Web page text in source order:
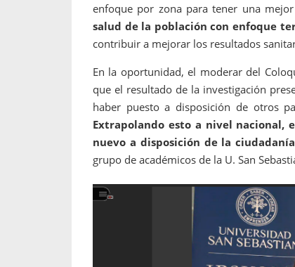
enfoque por zona para tener una
salud de la población con enfoque
contribuir a mejorar los resultados
En la oportunidad, el moderar del
que el resultado de la investigación
haber puesto a disposición de otros
Extrapolando esto a nivel nacional,
nuevo a disposición de la
grupo de académicos de la U. San